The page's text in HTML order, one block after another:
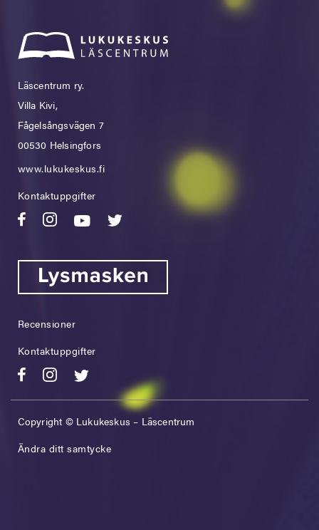
Läscentrum ry.
Villa Kivi,
Fågelsångsvägen 7
00530 Helsingfors
www.lukukeskus.fi
Kontaktuppgifter
Recensioner
Kontaktuppgifter
Copyright © Lukukeskus – Läscentrum
Ändra ditt samtycke